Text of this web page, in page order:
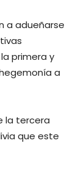
a adueñarse
primera y
a
la tercera
que este